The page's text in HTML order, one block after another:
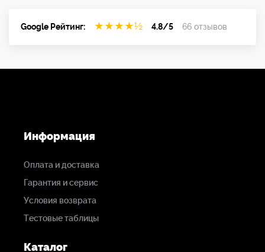
Google Рейтинг: ★ ★ ★ ★½ 4.8/5 66 отзывов
Информация
Оплата и доставка
Гарантия и сервис
Условия возврата
Тестовые таблицы
Каталог